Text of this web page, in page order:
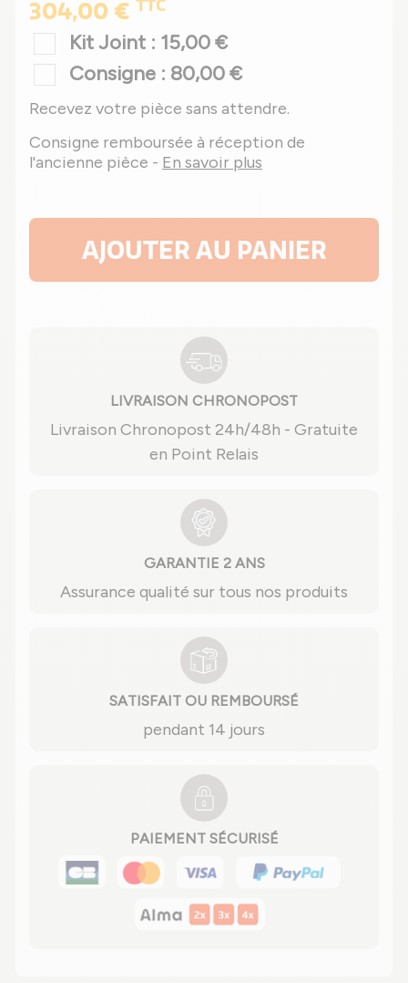
304,00 € TTC
Kit Joint : 15,00 €
Consigne : 80,00 €
Recevez votre pièce sans attendre.
Consigne remboursée à réception de
l'ancienne pièce - En savoir plus
AJOUTER AU PANIER
LIVRAISON CHRONOPOST
Livraison Chronopost 24h/48h - Gratuite
en Point Relais
GARANTIE 2 ANS
Assurance qualité sur tous nos produits
SATISFAIT OU REMBOURSÉ
pendant 14 jours
PAIEMENT SÉCURISÉ